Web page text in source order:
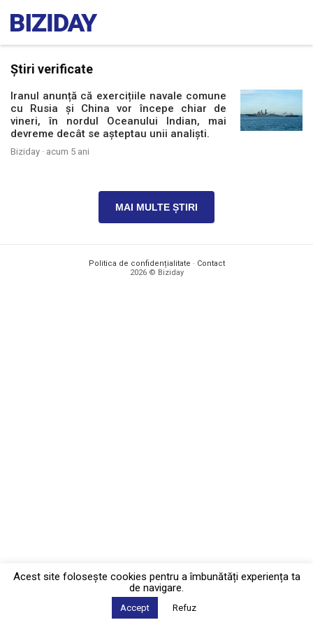
Știri verificate
Iranul anunță că exercițiile navale comune
cu Rusia și China vor începe chiar de
vineri, în nordul Oceanului Indian, mai
devreme decât se așteptau unii analiști.
Biziday · acum 5 ani
MAI MULTE ȘTIRI
Politica de confidențialitate · Contact
2026 © Biziday
Acest site foloseşte cookies pentru a îmbunătăți experiența ta
de navigare.
Accept Refuz